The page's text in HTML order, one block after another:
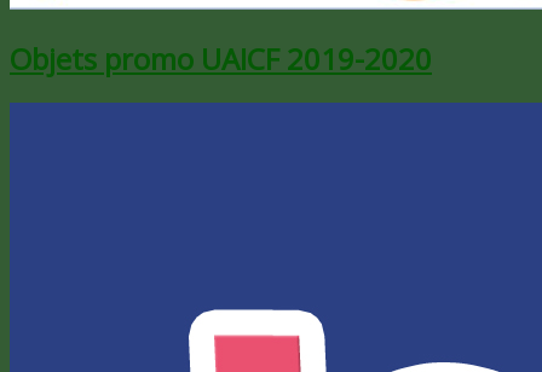
Objets promo UAICF 2019-2020